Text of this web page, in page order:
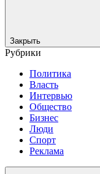
Закрыть
Рубрики
Политика
Власть
Интервью
Общество
Бизнес
Люди
Спорт
Реклама